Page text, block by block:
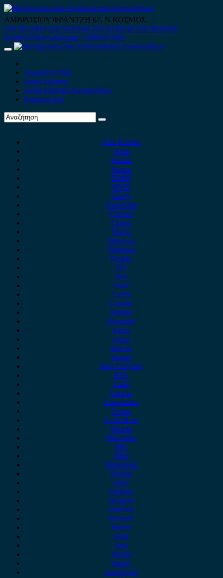
Skip
to
content
ΑΜΒΡΟΣΙΟΥ ΦΡΑΝΤΖΗ 67, Ν.ΚΟΣΜΟΣ
210 9012444 210 9239148 210 9238158 210 9026839
Κινητό-Viber-whatsapp : 6980507900
Primary
Αρχική Σελίδα
Ποιοί είμαστε
Ανταλλακτικά Αυτοκινήτων
Επικοινωνία
Alfa Romeo
Audi
Austin
Acura
BMW
BYD
Chery
Chevrolet
Citroen
Cupra
Dacia
Daewoo
Daihatsu
Dodge
DS
Fiat
Ford
Geely
Gonow
Honda
Hyundai
Isuzu
iveco
Jaecoo
Jaguar
Jeep Chrysler
KIA
Lada
Lancia
Leapmotor
Lexus
Lynk & co
Mazda
Mercedes
MG
Mini
Mitsubishi
Nissan
Opel
Omoda
Peugeot
Porsche
Renault
Rover
Saab
Seat
Skoda
Smart
ssangyong